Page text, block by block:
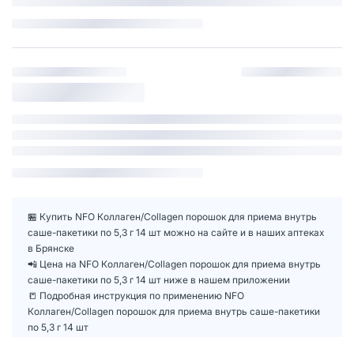
🏪 Купить NFO Коллаген/Collagen порошок для приема внутрь
саше-пакетики по 5,3 г 14 шт можно на сайте и в наших аптеках
в Брянске
📲 Цена на NFO Коллаген/Collagen порошок для приема внутрь
саше-пакетики по 5,3 г 14 шт ниже в нашем приложении
📒 Подробная инструкция по применению NFO
Коллаген/Collagen порошок для приема внутрь саше-пакетики
по 5,3 г 14 шт